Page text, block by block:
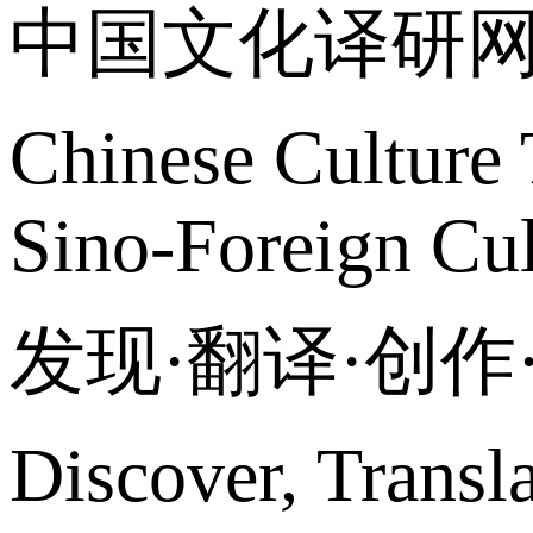
中国文化译研
Chinese
Sino-Foreign
发现·翻译·创
Discover,